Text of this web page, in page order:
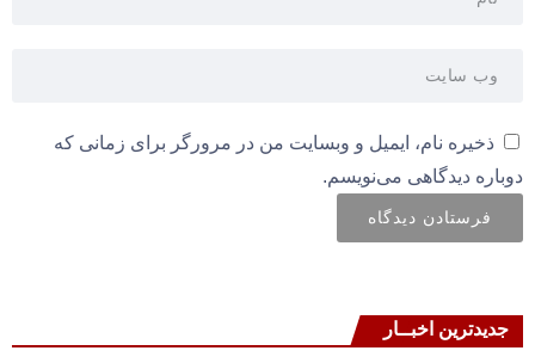
ذخیره نام، ایمیل و وبسایت من در مرورگر برای زمانی که
دوباره دیدگاهی می‌نویسم.
جدیدترین اخبــار